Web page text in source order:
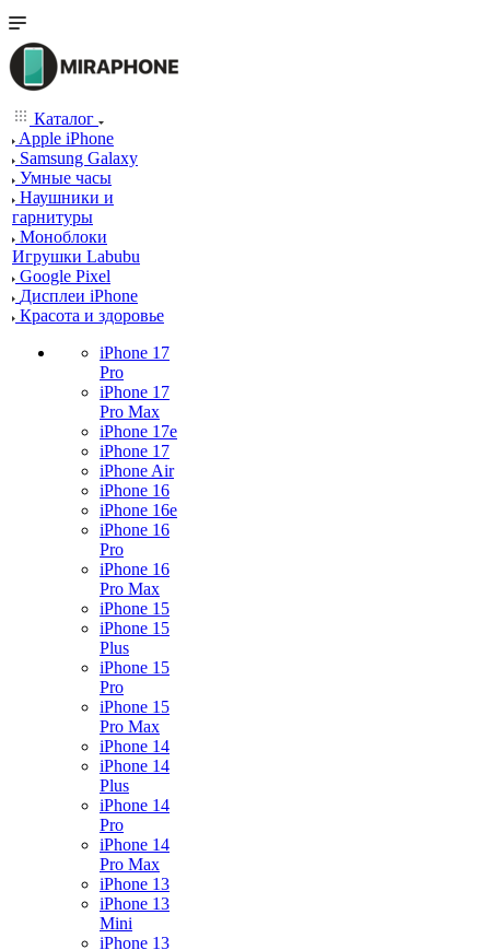
Каталог
Apple iPhone
Samsung Galaxy
Умные часы
Наушники и
гарнитуры
Моноблоки
Игрушки Labubu
Google Pixel
Дисплеи iPhone
Красота и здоровье
iPhone 17
Pro
iPhone 17
Pro Max
iPhone 17e
iPhone 17
iPhone Air
iPhone 16
iPhone 16e
iPhone 16
Pro
iPhone 16
Pro Max
iPhone 15
iPhone 15
Plus
iPhone 15
Pro
iPhone 15
Pro Max
iPhone 14
iPhone 14
Plus
iPhone 14
Pro
iPhone 14
Pro Max
iPhone 13
iPhone 13
Mini
iPhone 13